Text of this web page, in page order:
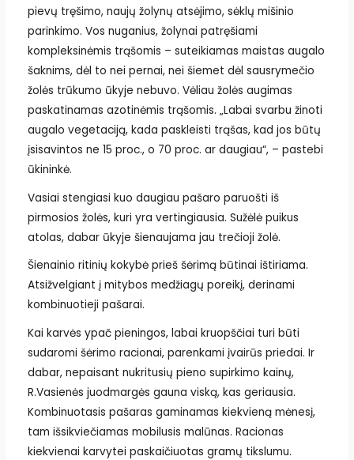
pievų tręšimo, naujų žolynų atsėjimo, sėklų mišinio
parinkimo. Vos nuganius, žolynai patręšiami
kompleksinėmis trąšomis – suteikiamas maistas augalo
šaknims, dėl to nei pernai, nei šiemet dėl sausrymečio
žolės trūkumo ūkyje nebuvo. Vėliau žolės augimas
paskatinamas azotinėmis trąšomis. „Labai svarbu žinoti
augalo vegetaciją, kada paskleisti trąšas, kad jos būtų
įsisavintos ne 15 proc., o 70 proc. ar daugiau“, – pastebi
ūkininkė.
Vasiai stengiasi kuo daugiau pašaro paruošti iš
pirmosios žolės, kuri yra vertingiausia. Sužėlė puikus
atolas, dabar ūkyje šienaujama jau trečioji žolė.
Šienainio ritinių kokybė prieš šėrimą būtinai ištiriama.
Atsižvelgiant į mitybos medžiagų poreikį, derinami
kombinuotieji pašarai.
Kai karvės ypač pieningos, labai kruopščiai turi būti
sudaromi šėrimo racionai, parenkami įvairūs priedai. Ir
dabar, nepaisant nukritusių pieno supirkimo kainų,
R.Vasienės juodmargės gauna viską, kas geriausia.
Kombinuotasis pašaras gaminamas kiekvieną mėnesį,
tam išsikviečiamas mobilusis malūnas. Racionas
kiekvienai karvytei paskaičiuotas gramų tikslumu.